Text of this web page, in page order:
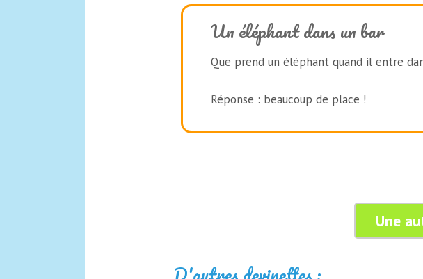
Un éléphant dans un bar
Que prend un éléphant quand il entre
Réponse : beaucoup de place !
Une